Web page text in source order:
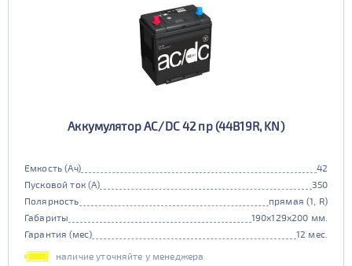
Аккумулятор AC/DC 42 пр (44B19R, KN)
Емкость (Ач)
42
Пусковой ток (А)
350
Полярность
прямая (1, R)
Габариты
190x129x200 мм.
Гарантия (мес)
12 мес.
наличие уточняйте у менеджера